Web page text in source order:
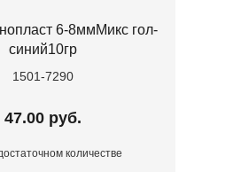
6-8ммМикс гол-
синий10гр
1501-7290
47.00 руб.
количестве